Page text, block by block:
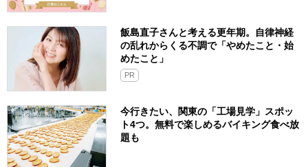
飯島直子さんと考える更年期。自律神経
の乱れからくる不調で「やめたこと・始
めたこと」
PR
今行きたい、関東の「工場見学」スポッ
ト4つ。無料で楽しめるバイキング食べ放
題も